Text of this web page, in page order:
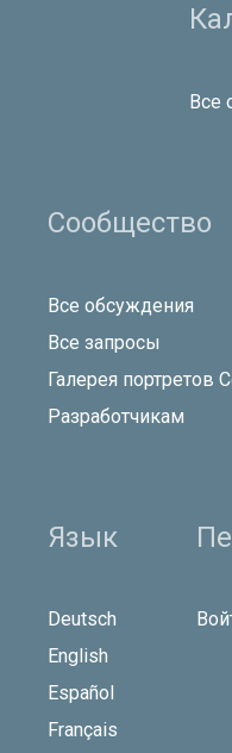
Все
Сообщество
Все обсуждения
Все запросы
Галерея портретов
Разработчикам
Язык
Deutsch
English
Español
Français